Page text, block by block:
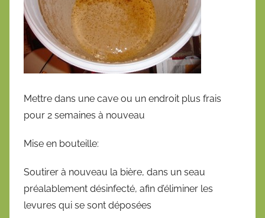
Mettre dans une cave ou un endroit plus frais
pour 2 semaines à nouveau
Mise en bouteille:
Soutirer à nouveau la bière, dans un seau
préalablement désinfecté, afin d’éliminer les
levures qui se sont déposées